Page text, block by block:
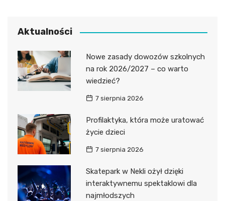
Aktualności
Nowe zasady dowozów szkolnych
na rok 2026/2027 – co warto
wiedzieć?
7 sierpnia 2026
Profilaktyka, która może uratować
życie dzieci
7 sierpnia 2026
Skatepark w Nekli ożył dzięki
interaktywnemu spektaklowi dla
najmłodszych